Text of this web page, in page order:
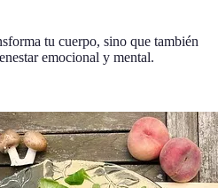
tu cuerpo, sino que también
emocional y mental.